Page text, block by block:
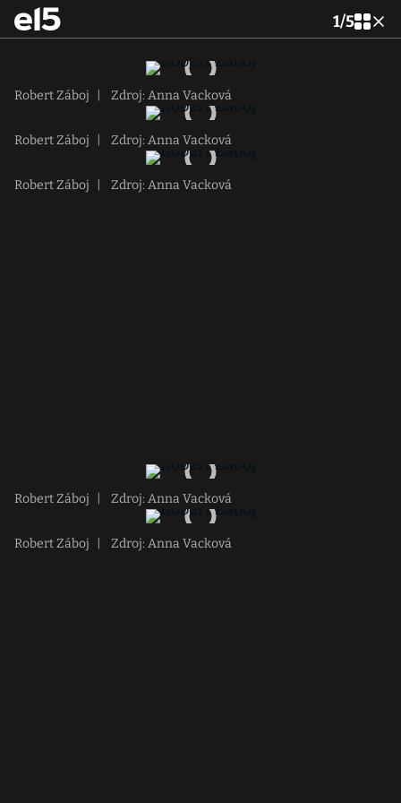
1/5
Robert Záboj Zdroj: Anna Vacková
Robert Záboj Zdroj: Anna Vacková
Robert Záboj Zdroj: Anna Vacková
Robert Záboj Zdroj: Anna Vacková
Robert Záboj Zdroj: Anna Vacková